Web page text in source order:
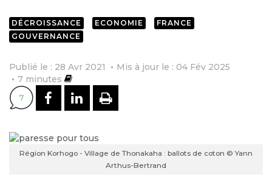
DÉCROISSANCE ECONOMIE
FRANCE
GOUVERNANCE
Publié le : 28 Avr 2021
Mis à jour le : 04 Fév 2025
7 minutes
7 PARTAGER SUR FACEBOOK
PARTAGER SUR
IMPRIMER
Région Korhogo - Village de Thonakaha : ballots de coton © Yann
Arthus-Bertrand